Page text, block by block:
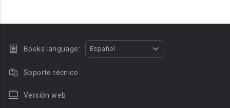
Books language: Español
Soporte técnico
Versión web